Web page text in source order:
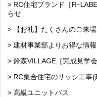
> RC住宅ブランド［Rｰ
らせ
> 【お礼】たくさんのご来
> 建材事業部よりお得な情
> 鈴森VILLAGE［完成見学会
> RC集合住宅のサッシ工事(
> 高級ユニットバス